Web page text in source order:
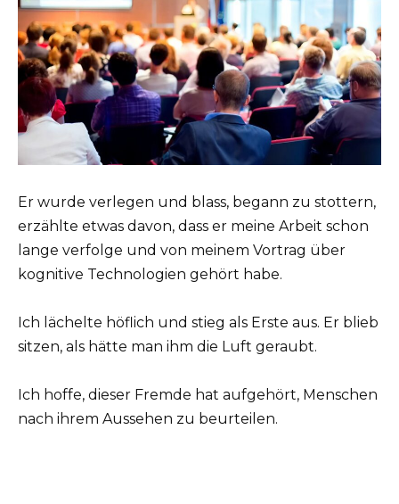
Er wurde verlegen und blass, begann zu stottern,
erzählte etwas davon, dass er meine Arbeit schon
lange verfolge und von meinem Vortrag über
kognitive Technologien gehört habe.
Ich lächelte höflich und stieg als Erste aus. Er blieb
sitzen, als hätte man ihm die Luft geraubt.
Ich hoffe, dieser Fremde hat aufgehört, Menschen
nach ihrem Aussehen zu beurteilen.